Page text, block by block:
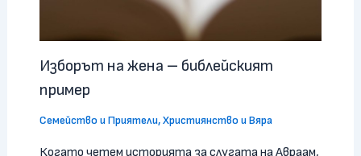
Изборът на жена – библейският
пример
Семейство и Приятели,Християнство и Вяра
Когато четем историята за слугата на Авраам,